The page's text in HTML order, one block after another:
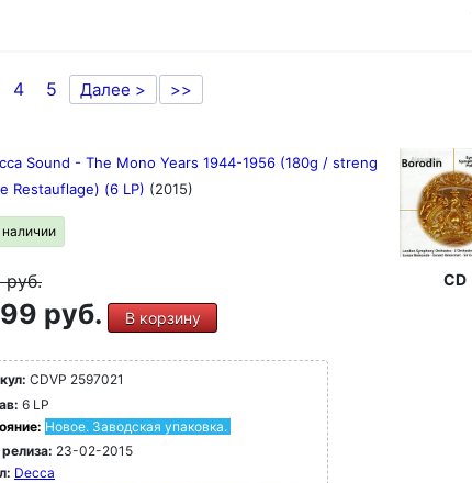
4 5 Далее > >>
Sound - The Mono Years 1944-1956 (180g / streng
Restauflage) (6 LP) (2015)
наличии
руб.
руб. В корзину
CDVP 2597021
6 LP
Новое. Заводская упаковка.
23-02-2015
Decca
CD